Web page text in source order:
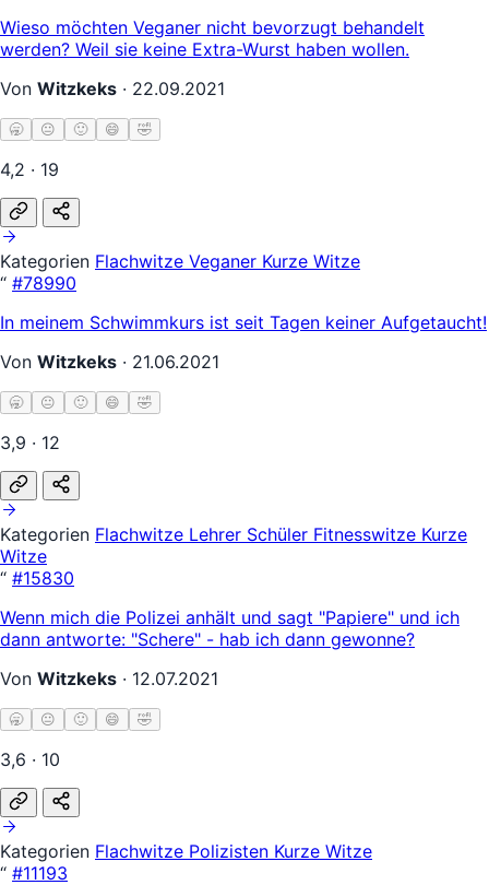
Wieso möchten Veganer nicht bevorzugt behandelt
werden? Weil sie keine Extra-Wurst haben wollen.
Von Witzkeks · 22.09.2021
🥱 😐 🙂 😄 🤣
4,2 · 19
Kategorien Flachwitze Veganer Kurze Witze
“ #78990
In meinem Schwimmkurs ist seit Tagen keiner Aufgetaucht!
Von Witzkeks · 21.06.2021
🥱 😐 🙂 😄 🤣
3,9 · 12
Kategorien Flachwitze Lehrer Schüler Fitnesswitze Kurze
Witze
“ #15830
Wenn mich die Polizei anhält und sagt "Papiere" und ich
dann antworte: "Schere" - hab ich dann gewonne?
Von Witzkeks · 12.07.2021
🥱 😐 🙂 😄 🤣
3,6 · 10
Kategorien Flachwitze Polizisten Kurze Witze
“ #11193